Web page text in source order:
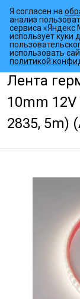
Главная страница •
Лента
10mm 12V
2835, 5m)
Я согласен на
анализ
сервиса «Яндекс
использует куки
использовать
политикой